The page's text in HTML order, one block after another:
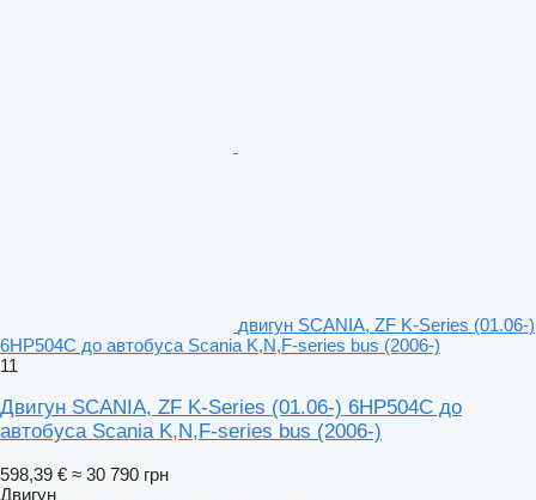
двигун SCANIA, ZF K-Series (01.06-)
6HP504C до автобуса Scania K,N,F-series bus (2006-)
11
Двигун SCANIA, ZF K-Series (01.06-) 6HP504C до
автобуса Scania K,N,F-series bus (2006-)
598,39 € ≈ 30 790 грн
Двигун